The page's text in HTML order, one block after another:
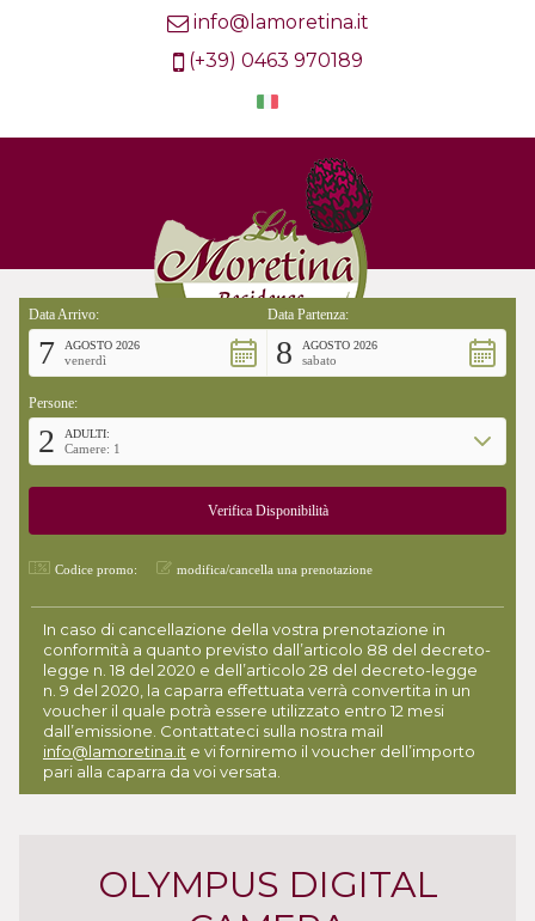
info@lamoretina.it
(+39) 0463 970189
Data Arrivo:
7 AGOSTO 2026
venerdì
Data Partenza:
8 AGOSTO 2026
sabato
Persone:
2 ADULTI:
Camere: 1
Codice promo: modifica/cancella una prenotazione
In caso di cancellazione della vostra prenotazione in
conformità a quanto previsto dall’articolo 88 del decreto-
legge n. 18 del 2020 e dell’articolo 28 del decreto-legge
n. 9 del 2020, la caparra effettuata verrà convertita in un
voucher il quale potrà essere utilizzato entro 12 mesi
dall’emissione. Contattateci sulla nostra mail
info@lamoretina.it e vi forniremo il voucher dell’importo
pari alla caparra da voi versata.
OLYMPUS DIGITAL